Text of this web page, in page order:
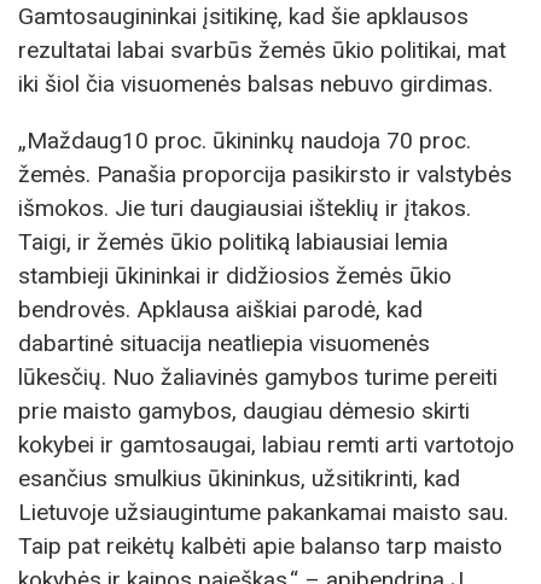
Gamtosaugininkai įsitikinę, kad šie apklausos
rezultatai labai svarbūs žemės ūkio politikai, mat
iki šiol čia visuomenės balsas nebuvo girdimas.
„Maždaug10 proc. ūkininkų naudoja 70 proc.
žemės. Panašia proporcija pasikirsto ir valstybės
išmokos. Jie turi daugiausiai išteklių ir įtakos.
Taigi, ir žemės ūkio politiką labiausiai lemia
stambieji ūkininkai ir didžiosios žemės ūkio
bendrovės. Apklausa aiškiai parodė, kad
dabartinė situacija neatliepia visuomenės
lūkesčių. Nuo žaliavinės gamybos turime pereiti
prie maisto gamybos, daugiau dėmesio skirti
kokybei ir gamtosaugai, labiau remti arti vartotojo
esančius smulkius ūkininkus, užsitikrinti, kad
Lietuvoje užsiaugintume pakankamai maisto sau.
Taip pat reikėtų kalbėti apie balanso tarp maisto